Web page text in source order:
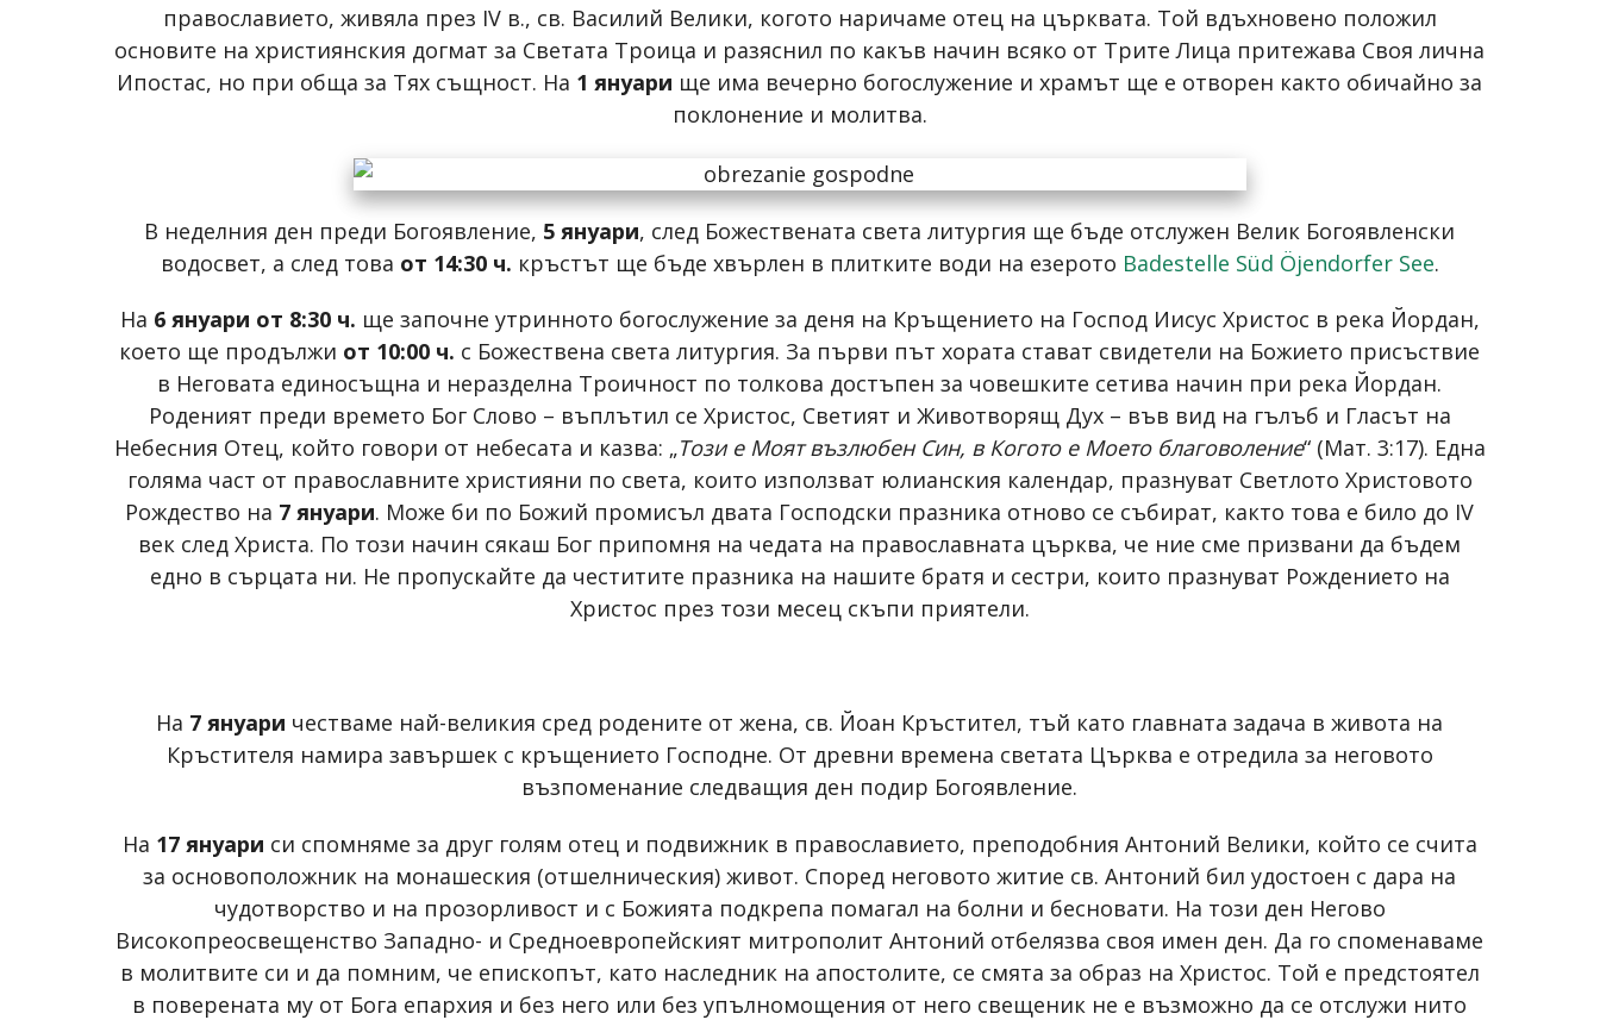
православието, живяла през IV в., св. Василий Велики, когото наричаме отец на църквата. Той вдъхновено положил
основите на християнския догмат за Свeтата Троица и разяснил по какъв начин всяко от Трите Лица притежава Своя лична
Ипостас, но при обща за Тях същност. На 1 януари ще има вечерно богослужение и храмът ще е отворен както обичайно за
поклонение и молитва.
В неделния ден преди Богоявление, 5 януари, след Божествената света литургия ще бъде отслужен Велик Богоявленски
водосвет, а след това от 14:30 ч. кръстът ще бъде хвърлен в плитките води на езерото Badestelle Süd Öjendorfer See.
На 6 януари от 8:30 ч. ще започне утринното богослужение за деня на Кръщението на Господ Иисус Христос в река Йордан,
което ще продължи от 10:00 ч. с Божествена света литургия. За първи път хората стават свидетели на Божието присъствие
в Неговата единосъщна и неразделна Троичност по толкова достъпен за човешките сетива начин при река Йордан.
Роденият преди времето Бог Слово – въплътил се Христос, Светият и Животворящ Дух – във вид на гълъб и Гласът на
Небесния Отец, който говори от небесата и казва: „Този е Моят възлюбен Син, в Когото е Моето благоволение“ (Мат. 3:17). Една
голяма част от православните християни по света, които използват юлианския календар, празнуват Светлото Христовото
Рождество на 7 януари. Може би по Божий промисъл двата Господски празника отново се събират, както това е било до IV
век след Христа. По този начин сякаш Бог припомня на чедата на православната църква, че ние сме призвани да бъдем
едно в сърцата ни. Не пропускайте да честитите празника на нашите братя и сестри, които празнуват Рождението на
Христос през този месец скъпи приятели.
На 7 януари честваме най-великия сред родените от жена, св. Йоан Кръстител, тъй като главната задача в живота на
Кръстителя намира завършек с кръщението Господне. От древни времена светата Църква е отредила за неговото
възпоменание следващия ден подир Богоявление.
На 17 януари си спомняме за друг голям отец и подвижник в православието, преподобния Антоний Велики, който се счита
за основоположник на монашеския (отшелническия) живот. Според неговото житие св. Антоний бил удостоен с дара на
чудотворство и на прозорливост и с Божията подкрепа помагал на болни и бесновати. На този ден Негово
Високопреосвещенство Западно- и Средноевропейският митрополит Антоний отбелязва своя имен ден. Да го споменаваме
в молитвите си и да помним, че епископът, като наследник на апостолите, се смята за образ на Христос. Той е предстоятел
в поверената му от Бога епархия и без него или без упълномощения от него свещеник не е възможно да се отслужи нито